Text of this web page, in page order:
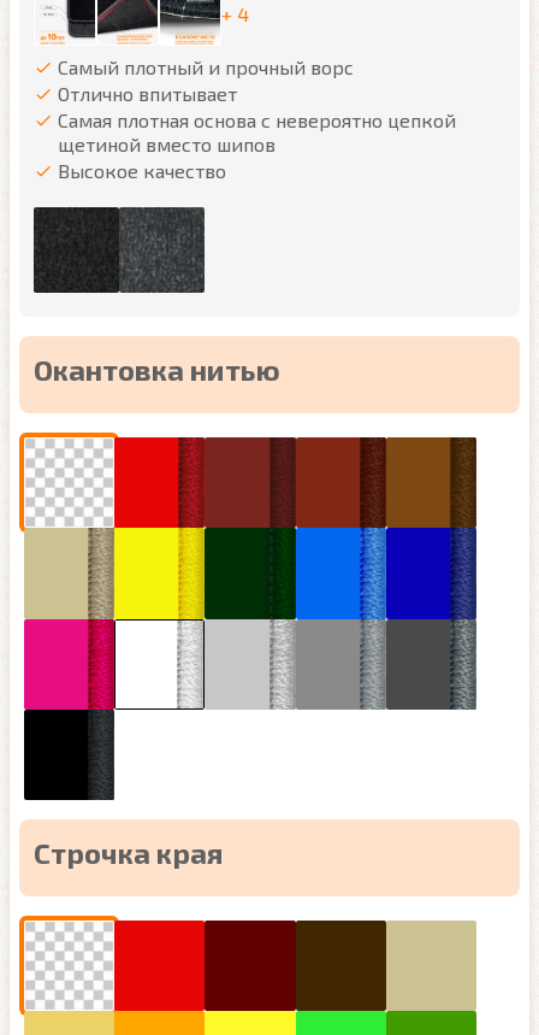
+ 4
Самый плотный и прочный ворс
Отлично впитывает
Самая плотная основа с невероятно цепкой
щетиной вместо шипов
Высокое качество
Окантовка нитью
Строчка края